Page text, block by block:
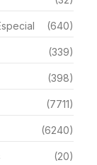
(640)
(339)
(398)
(7711)
(6240)
(20)